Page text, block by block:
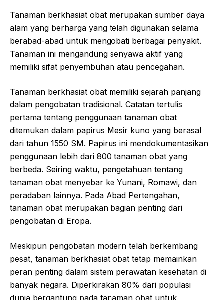
Tanaman berkhasiat obat merupakan sumber daya
alam yang berharga yang telah digunakan selama
berabad-abad untuk mengobati berbagai penyakit.
Tanaman ini mengandung senyawa aktif yang
memiliki sifat penyembuhan atau pencegahan.
Tanaman berkhasiat obat memiliki sejarah panjang
dalam pengobatan tradisional. Catatan tertulis
pertama tentang penggunaan tanaman obat
ditemukan dalam papirus Mesir kuno yang berasal
dari tahun 1550 SM. Papirus ini mendokumentasikan
penggunaan lebih dari 800 tanaman obat yang
berbeda. Seiring waktu, pengetahuan tentang
tanaman obat menyebar ke Yunani, Romawi, dan
peradaban lainnya. Pada Abad Pertengahan,
tanaman obat merupakan bagian penting dari
pengobatan di Eropa.
Meskipun pengobatan modern telah berkembang
pesat, tanaman berkhasiat obat tetap memainkan
peran penting dalam sistem perawatan kesehatan di
banyak negara. Diperkirakan 80% dari populasi
dunia bergantung pada tanaman obat untuk